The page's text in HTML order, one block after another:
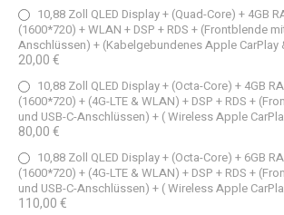
10,88 Zoll QLED Display + (Quad-Core) + 4GB
(1600*720) + WLAN + DSP + RDS + (Frontblende
Anschlüssen) + (Kabelgebundenes Apple
20,00 €
10,88 Zoll QLED Display + (Octa-Core) + 4GB
(1600*720) + (4G-LTE & WLAN) + DSP + RDS +
und USB-C-Anschlüssen) + ( Wireless Apple
80,00 €
10,88 Zoll QLED Display + (Octa-Core) + 6GB
(1600*720) + (4G-LTE & WLAN) + DSP + RDS +
und USB-C-Anschlüssen) + ( Wireless Apple
110,00 €